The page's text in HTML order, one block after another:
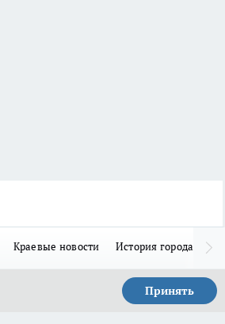
Краевые новости История города Н
Принять